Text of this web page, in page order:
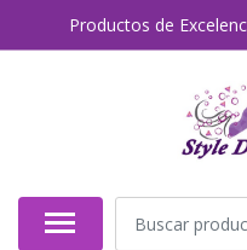
Productos de